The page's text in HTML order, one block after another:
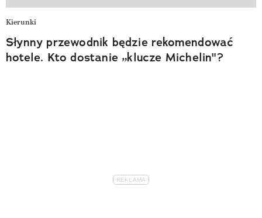
Kierunki
Słynny przewodnik będzie rekomendować
hotele. Kto dostanie „klucze Michelin"?